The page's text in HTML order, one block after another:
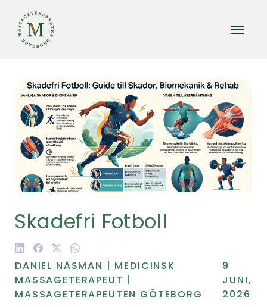
Skadefri Fotboll
DANIEL NÄSMAN | MEDICINSK
MASSAGETERAPEUT |
MASSAGETERAPEUTEN GÖTEBORG
9
JUNI,
2026